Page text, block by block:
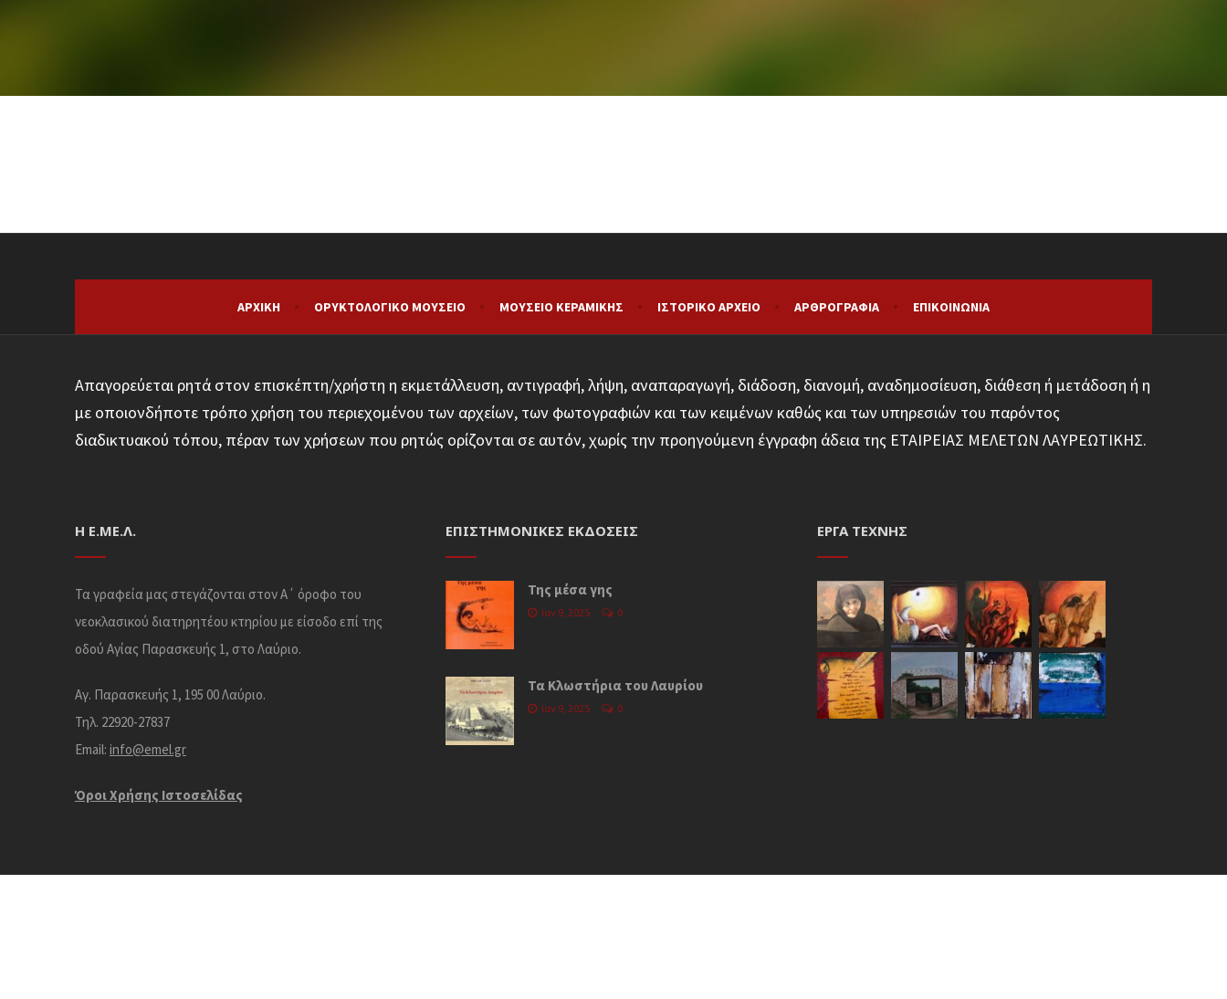
ΑΡΧΙΚΉ ΟΡΥΚΤΟΛΟΓΙΚΌ ΜΟΥΣΕΊΟ ΜΟΥΣΕΊΟ ΚΕΡΑΜΙΚΉΣ ΙΣΤΟΡΙΚΌ ΑΡΧΕΊΟ ΑΡΘΡΟΓΡΑΦΊΑ ΕΠΙΚΟΙΝΩΝΊΑ
Απαγορεύεται ρητά στον επισκέπτη/χρήστη η εκμετάλλευση, αντιγραφή, λήψη, αναπαραγωγή, διάδοση, διανομή, αναδημοσίευση, διάθεση ή μετάδοση ή η
με οποιονδήποτε τρόπο χρήση του περιεχομένου των αρχείων, των φωτογραφιών και των κειμένων καθώς και των υπηρεσιών του παρόντος
διαδικτυακού τόπου, πέραν των χρήσεων που ρητώς ορίζονται σε αυτόν, χωρίς την προηγούμενη έγγραφη άδεια της ΕΤΑΙΡΕΙΑΣ ΜΕΛΕΤΩΝ ΛΑΥΡΕΩΤΙΚΗΣ.
Η Ε.ΜΕ.Λ.
Τα γραφεία μας στεγάζονται στον Α΄ όροφο του
νεοκλασικού διατηρητέου κτηρίου με είσοδο επί της
οδού Αγίας Παρασκευής 1, στο Λαύριο.
Αγ. Παρασκευής 1, 195 00 Λαύριο.
Τηλ. 22920-27837
Email: info@emel.gr
Όροι Χρήσης Iστοσελίδας
ΕΠΙΣΤΗΜΟΝΙΚΈΣ ΕΚΔΌΣΕΙΣ
Της μέσα γης
Ιαν 9, 2025 0
Τα Κλωστήρια του Λαυρίου
Ιαν 9, 2025 0
ΈΡΓΑ ΤΈΧΝΗΣ